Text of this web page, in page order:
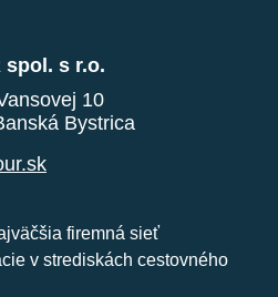
spol. s r.o.
10
Bystrica
firemná sieť
v strediskách cestovného